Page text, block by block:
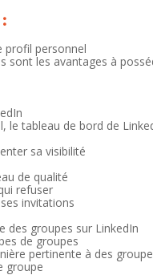
profil personnel
sont les avantages à
le tableau de bord de
sa visibilité
de qualité
refuser
invitations
des groupes sur LinkedIn
de groupes
pertinente à des
groupe